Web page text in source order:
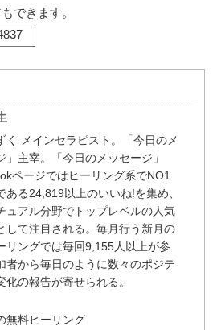
できます。
く メインセラピスト。「今日のメ
」主宰。「今日のメッセージ」
ページではヒーリング系でNO1
ある24,819以上のいいね!を集め、
ュアル分野でトップレベルの人気
して注目される。毎月行う新月の
リングでは毎回9,155人以上が参
者から毎日のように数々のポジテ
化の報告が寄せられる。
無料ヒーリング